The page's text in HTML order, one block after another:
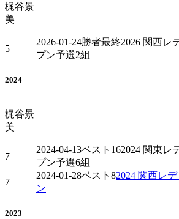
梶谷景
美
5
2026-01-24勝者最終2026 関西レ
プン予選2組
2024
梶谷景
美
7
2024-04-13ベスト162024 関東レ
プン予選6組
7
2024-01-28ベスト82024 関西レ
ン
2023